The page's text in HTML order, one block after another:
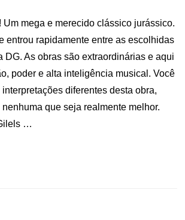
Um mega e merecido clássico jurássico.
entrou rapidamente entre as escolhidas
DG. As obras são extraordinárias e aqui
poder e alta inteligência musical. Você
diferentes desta obra,
que seja realmente melhor.
…